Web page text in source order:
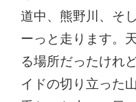
道中、熊野川、そ
ーっと走ります。
る場所だったけれ
イドの切り立った